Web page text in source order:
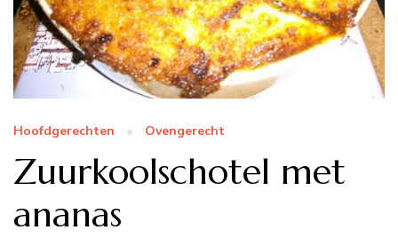
Hoofdgerechten Ovengerecht
Zuurkoolschotel met
ananas